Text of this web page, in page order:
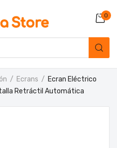
0
Ecrans
Ecran Eléctrico
Retráctil Automática